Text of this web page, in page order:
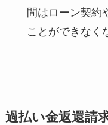
間はローン契約
ことができなく
過払い金返還請